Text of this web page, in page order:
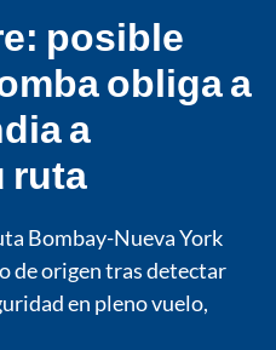
posible
obliga a
a
ruta
Bombay-Nueva York
de origen tras detectar
en pleno vuelo,